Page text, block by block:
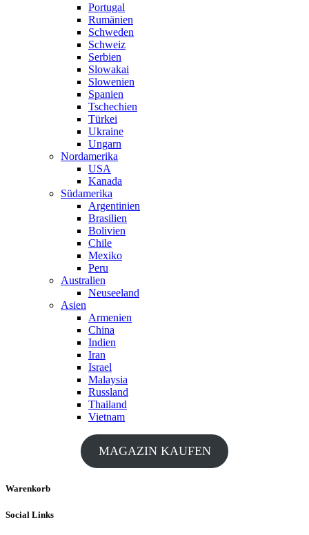
Portugal
Rumänien
Schweden
Schweiz
Serbien
Slowakai
Slowenien
Spanien
Tschechien
Türkei
Ukraine
Ungarn
Nordamerika
USA
Kanada
Südamerika
Argentinien
Brasilien
Bolivien
Chile
Mexiko
Peru
Australien
Neuseeland
Asien
Armenien
China
Indien
Iran
Israel
Malaysia
Russland
Thailand
Vietnam
MAGAZIN KAUFEN
Warenkorb
Social Links